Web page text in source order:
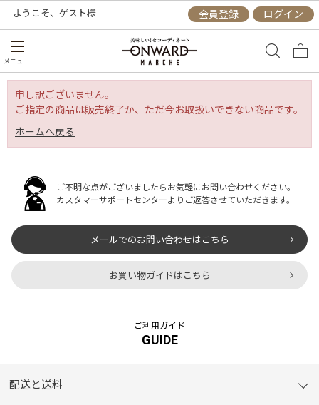
ようこそ、 ゲスト様 会員登録 ログイン
メニュー
申し訳ございません。
ご指定の商品は販売終了か、ただ今お取扱いできない商品です。
ホームへ戻る
ご不明な点がございましたらお気軽にお問い合わせください。
カスタマーサポートセンターよりご返答させていただきます。
メールでのお問い合わせはこちら
お買い物ガイドはこちら
ご利用ガイド
GUIDE
配送と送料